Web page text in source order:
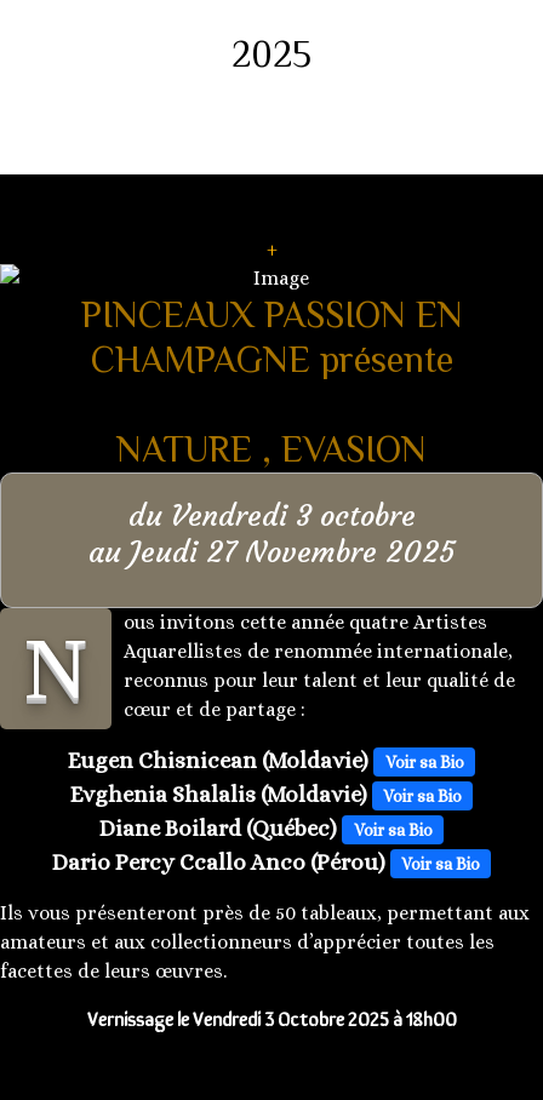
2025
+
PINCEAUX PASSION EN
CHAMPAGNE présente
NATURE , EVASION
du Vendredi 3 octobre
au Jeudi 27 Novembre 2025
N
ous invitons cette année quatre Artistes
Aquarellistes de renommée internationale,
reconnus pour leur talent et leur qualité de
cœur et de partage :
Eugen Chisnicean (Moldavie) Voir sa Bio
Evghenia Shalalis (Moldavie) Voir sa Bio
Diane Boilard (Québec) Voir sa Bio
Dario Percy Ccallo Anco (Pérou) Voir sa Bio
Ils vous présenteront près de 50 tableaux, permettant aux
amateurs et aux collectionneurs d’apprécier toutes les
facettes de leurs œuvres.
Vernissage le Vendredi 3 Octobre 2025 à 18h00